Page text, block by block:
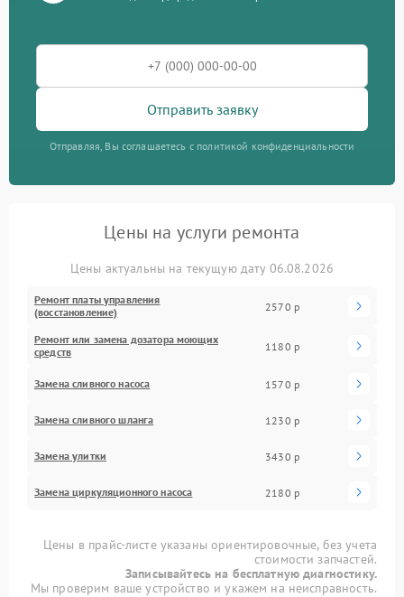
Отправить заявку
Отправляя, Вы соглашаетесь с политикой конфиденциальности
Цены на услуги ремонта
Цены актуальны на текущую дату 06.08.2026
Ремонт платы управления
(восстановление)
2570 р
Ремонт или замена дозатора моющих
средств
1180 р
Замена сливного насоса 1570 р
Замена сливного шланга 1230 р
Замена улитки 3430 р
Замена циркуляционного насоса 2180 р
Цены в прайс-листе указаны ориентировочные, без учета
стоимости запчастей.
Записывайтесь на бесплатную диагностику.
Мы проверим ваше устройство и укажем на неисправность.